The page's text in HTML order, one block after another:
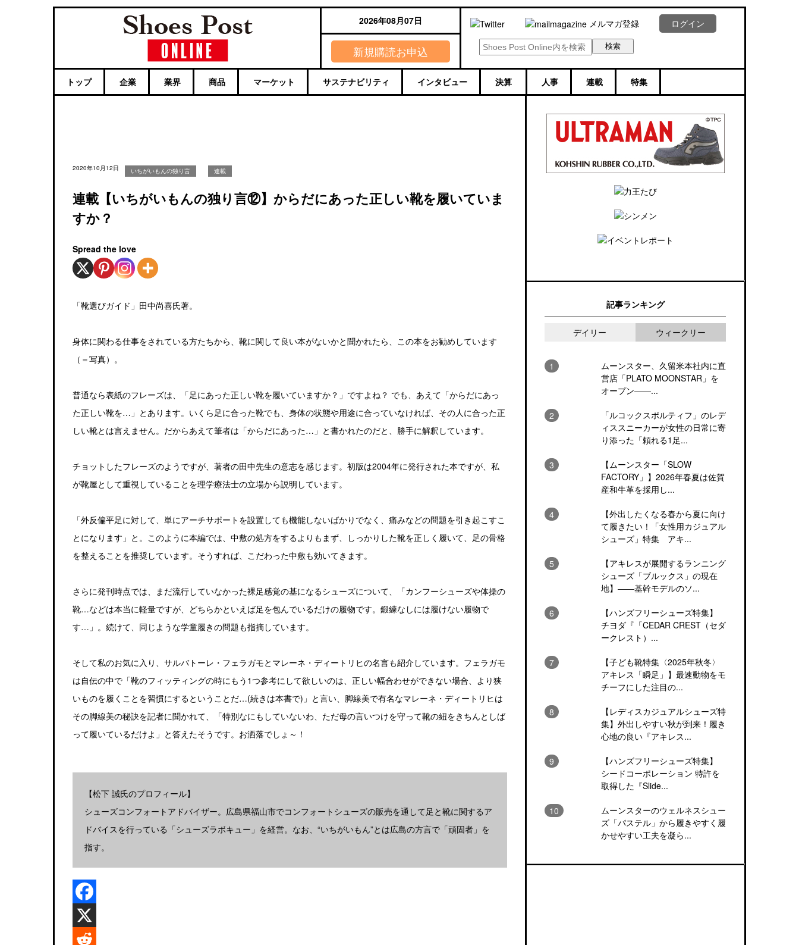
2026年08月07日
新規購読お申込
メルマガ登録 ログイン
トップ 企業 業界 商品 マーケット サステナビリティ インタビュー 決算 人事 連載 特集
2020年10月12日 いちがいもんの独り言 連載
連載【いちがいもんの独り言⑫】からだにあった正しい靴を履いていま
すか？
Spread the love
「靴選びガイド」田中尚喜氏著。
身体に関わる仕事をされている方たちから、靴に関して良い本がないかと聞かれたら、この本をお勧めしています
（＝写真）。
普通なら表紙のフレーズは、「足にあった正しい靴を履いていますか？」ですよね？ でも、あえて「からだにあっ
た正しい靴を…」とあります。いくら足に合った靴でも、身体の状態や用途に合っていなければ、その人に合った正
しい靴とは言えません。だからあえて筆者は「からだにあった…」と書かれたのだと、勝手に解釈しています。
チョットしたフレーズのようですが、著者の田中先生の意志を感じます。初版は2004年に発行された本ですが、私
が靴屋として重視していることを理学療法士の立場から説明しています。
「外反偏平足に対して、単にアーチサポートを設置しても機能しないばかりでなく、痛みなどの問題を引き起こすこ
とになります」と。このように本編では、中敷の処方をするよりもまず、しっかりした靴を正しく履いて、足の骨格
を整えることを推奨しています。そうすれば、こだわった中敷も効いてきます。
さらに発刊時点では、まだ流行していなかった裸足感覚の基になるシューズについて、「カンフーシューズや体操の
靴…などは本当に軽量ですが、どちらかといえば足を包んでいるだけの履物です。鍛練なしには履けない履物で
す…」。続けて、同じような学童履きの問題も指摘しています。
そして私のお気に入り、サルバトーレ・フェラガモとマレーネ・ディートリヒの名言も紹介しています。フェラガモ
は自伝の中で「靴のフィッティングの時にもう1つ参考にして欲しいのは、正しい幅合わせができない場合、より狭
いものを履くことを習慣にするということだ…(続きは本書で)」と言い、脚線美で有名なマレーネ・ディートリヒは
その脚線美の秘訣を記者に聞かれて、「特別なにもしていないわ、ただ母の言いつけを守って靴の紐をきちんとしば
って履いているだけよ」と答えたそうです。お洒落でしょ～！
【松下 誠氏のプロフィール】
シューズコンフォートアドバイザー。広島県福山市でコンフォートシューズの販売を通して足と靴に関するア
ドバイスを行っている「シューズラボキュー」を経営。なお、“いちがいもん”とは広島の方言で「頑固者」を
指す。
記事ランキング
デイリー ウィークリー
ムーンスター、久留米本社内に直
営店「PLATO MOONSTAR」を
オープン――...
「ルコックスポルティフ」のレデ
ィススニーカーが女性の日常に寄
り添った「頼れる1足...
【ムーンスター「SLOW
FACTORY」】2026年春夏は佐賀
産和牛革を採用し...
【外出したくなる春から夏に向け
て履きたい！「女性用カジュアル
シューズ」特集 アキ...
【アキレスが展開するランニング
シューズ「ブルックス」の現在
地】――基幹モデルのソ...
【ハンズフリーシューズ特集】
チヨダ『「CEDAR CREST（セダ
ークレスト）...
【子ども靴特集〈2025年秋冬〉
アキレス「瞬足」】最速動物をモ
チーフにした注目の...
【レディスカジュアルシューズ特
集】外出しやすい秋が到来！履き
心地の良い『アキレス...
【ハンズフリーシューズ特集】
シードコーポレーション 特許を
取得した『Slide...
ムーンスターのウェルネスシュー
ズ「パステル」から履きやすく履
かせやすい工夫を凝ら...